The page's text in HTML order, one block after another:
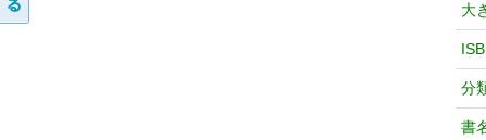
大
分
書